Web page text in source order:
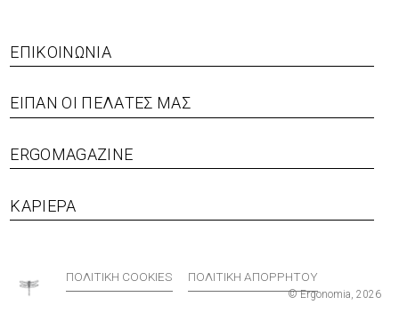
Footer
menu
ΕΠΙΚΟΙΝΩΝΊΑ
ΕΊΠΑΝ ΟΙ ΠΕΛΆΤΕΣ ΜΑΣ
ERGOMAGAZINE
ΚΑΡΙΈΡΑ
BottomΠΟΛΙΤΙΚΉ COOKIES ΠΟΛΙΤΙΚΉ ΑΠΟΡΡΉΤΟΥ
© Ergonomia, 2026